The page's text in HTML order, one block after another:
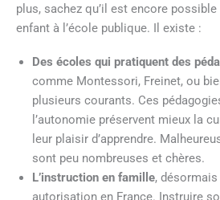
plus, sachez qu’il est encore
enfant à l’école publique. Il existe :
Des écoles qui pratiquent des
comme Montessori, Freinet, ou
plusieurs courants. Ces
l’autonomie préservent mieux la
leur plaisir d’apprendre.
sont peu nombreuses et chères.
L’instruction en famille,
autorisation en France. Instruire